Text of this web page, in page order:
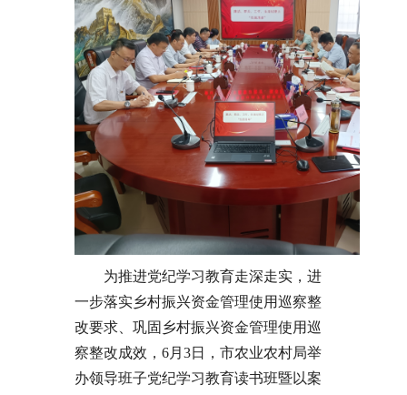
为推进党纪学习教育走深走实，进
一步落实乡村振兴资金管理使用巡察整
改要求、巩固乡村振兴资金管理使用巡
察整改成效，6月3日，市农业农村局举
办领导班子党纪学习教育读书班暨以案